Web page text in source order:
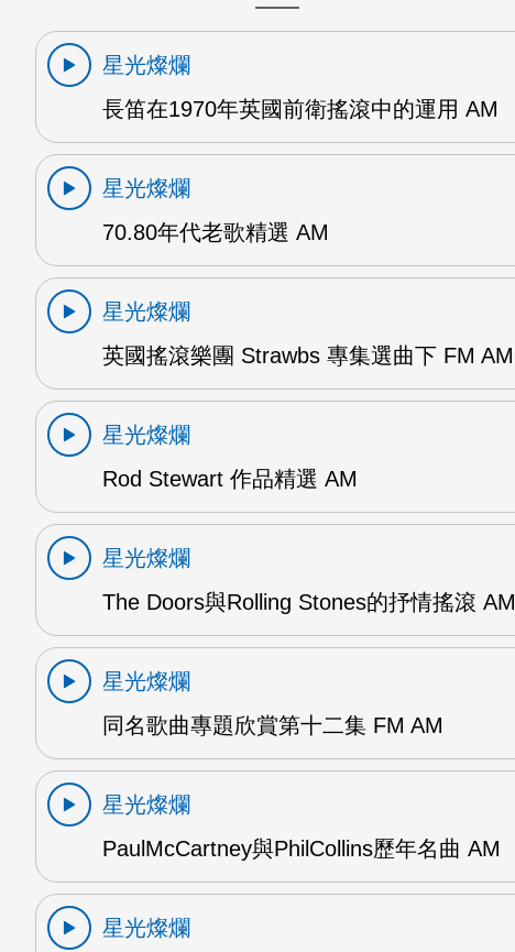
星光燦爛
長笛在1970年英國前衛搖滾中的運用 AM
星光燦爛
70.80年代老歌精選 AM
星光燦爛
英國搖滾樂團 Strawbs 專集選曲下 FM AM
星光燦爛
Rod Stewart 作品精選 AM
星光燦爛
The Doors與Rolling Stones的抒情搖滾 AM
星光燦爛
同名歌曲專題欣賞第十二集 FM AM
星光燦爛
PaulMcCartney與PhilCollins歷年名曲 AM
星光燦爛